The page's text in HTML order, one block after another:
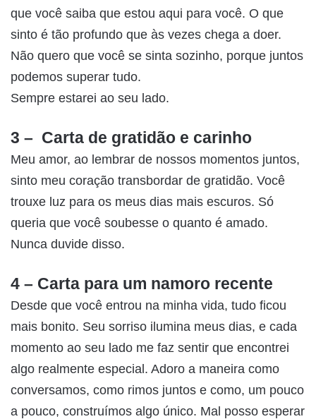
que você saiba que estou aqui para você. O que
sinto é tão profundo que às vezes chega a doer.
Não quero que você se sinta sozinho, porque juntos
podemos superar tudo.
Sempre estarei ao seu lado.
3 – Carta de gratidão e carinho
Meu amor, ao lembrar de nossos momentos juntos,
sinto meu coração transbordar de gratidão. Você
trouxe luz para os meus dias mais escuros. Só
queria que você soubesse o quanto é amado.
Nunca duvide disso.
4 – Carta para um namoro recente
Desde que você entrou na minha vida, tudo ficou
mais bonito. Seu sorriso ilumina meus dias, e cada
momento ao seu lado me faz sentir que encontrei
algo realmente especial. Adoro a maneira como
conversamos, como rimos juntos e como, um pouco
a pouco, construímos algo único. Mal posso esperar